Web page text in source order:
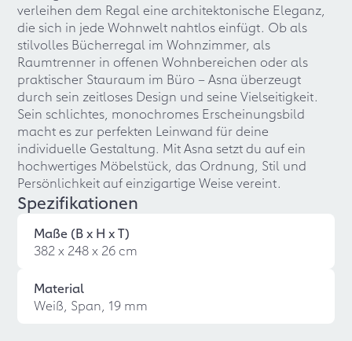
verleihen dem Regal eine architektonische Eleganz,
die sich in jede Wohnwelt nahtlos einfügt. Ob als
stilvolles Bücherregal im Wohnzimmer, als
Raumtrenner in offenen Wohnbereichen oder als
praktischer Stauraum im Büro – Asna überzeugt
durch sein zeitloses Design und seine Vielseitigkeit.
Sein schlichtes, monochromes Erscheinungsbild
macht es zur perfekten Leinwand für deine
individuelle Gestaltung. Mit Asna setzt du auf ein
hochwertiges Möbelstück, das Ordnung, Stil und
Persönlichkeit auf einzigartige Weise vereint.
Spezifikationen
Maße (B x H x T)
382 x 248 x 26 cm
Material
Weiß, Span, 19 mm